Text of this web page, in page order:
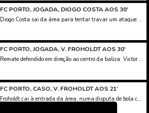
FC PORTO, JOGADA, DIOGO COSTA AOS 30'
Diogo Costa sai da área para tentar travar um ataque do AVS e lesiona-se quando tentava o corte de cabeça. Na continuidade, Bednarek controlou o lance e evitou uma situação mais complicada para a baliza portista.
FC PORTO, JOGADA, V. FROHOLDT AOS 30'
Remate defendido em direção ao centro da baliza. Victor Froholdt de cabeça no coração da área. Assistência de Pepê com um cruzamento para a área.
FC PORTO, CASO, V. FROHOLDT AOS 21'
Froholdt cai à entrada da área, numa disputa de bola com um adversário. Os adeptos portistas ficam a reclamar grande penalidade. O árbitro mandou jogar.